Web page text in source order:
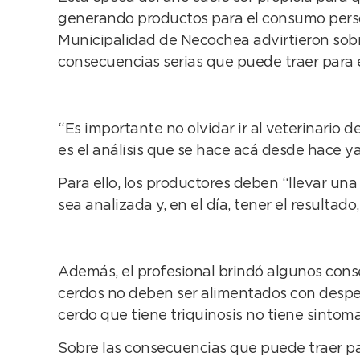
generando productos para el consumo
Municipalidad de Necochea advirtieron
consecuencias serias que puede traer
“Es importante no olvidar ir al veterinario
es el análisis que se hace acá desde hace
Para ello, los productores deben “llevar
sea analizada y, en el día, tener el
Además, el profesional brindó algunos
cerdos no deben ser alimentados con
cerdo que tiene triquinosis no tiene
Sobre las consecuencias que puede traer